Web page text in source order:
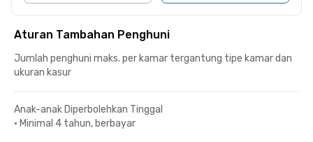
Aturan Tambahan Penghuni
Jumlah penghuni maks. per kamar tergantung tipe kamar dan
ukuran kasur
Anak-anak Diperbolehkan Tinggal
• Minimal 4 tahun, berbayar